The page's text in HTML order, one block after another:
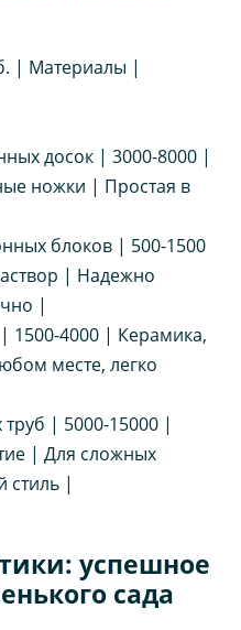
| Материалы |
досок | 3000-8000 |
ножки | Простая в
блоков | 500-1500
| Надежно
|
4000 | Керамика,
месте, легко
труб | 5000-15000 |
| Для сложных
стиль |
успешное
сада